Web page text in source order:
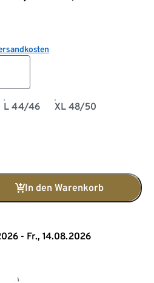
L 44/46 XL 48/50
In den Warenkorb
- Fr., 14.08.2026